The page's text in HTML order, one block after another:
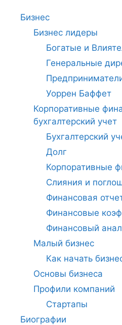
Бизнес
Бизнес лидеры
Богатые и
Генеральные
Уоррен Баффет
Корпоративные
бухгалтерский учет
Бухгалтерский
Долг
Корпоративные
Слияния и
Финансовая
Финансовые
Финансовый
Малый бизнес
Как начать
Основы бизнеса
Профили компаний
Стартапы
Биографии